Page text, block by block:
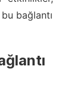
bağlantı